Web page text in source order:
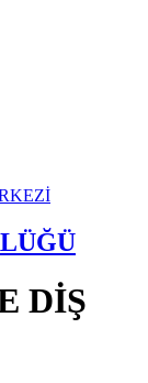
DİŞ